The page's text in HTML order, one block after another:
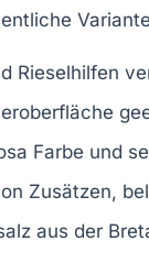
Rieselhilfen
Farbe und
Zusätzen,
aus der